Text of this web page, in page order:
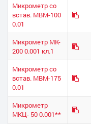
Микрометр со
встав. МВМ-100
0.01
Микрометр МК-
200 0.001 кл.1
Микрометр со
встав. МВМ-175
0.01
Микрометр
МКЦ- 50 0.001**